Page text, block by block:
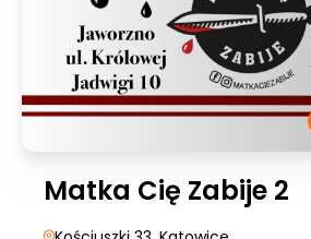
Matka Cię Zabije 2